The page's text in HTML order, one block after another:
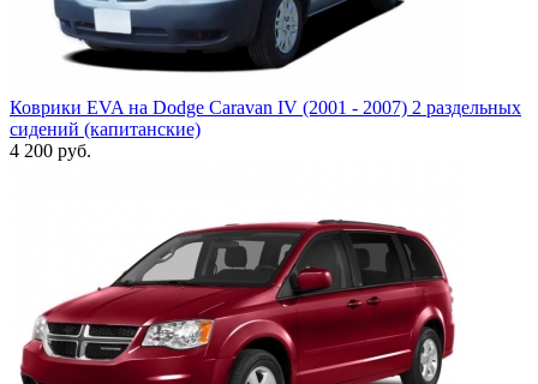
Коврики EVA на Dodge Caravan IV (2001 - 2007) 2 раздельных
сидений (капитанские)
4 200 руб.